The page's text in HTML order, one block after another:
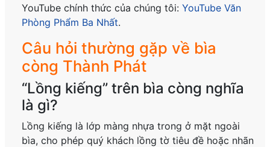
YouTube chính thức của chúng tôi:YouTube Văn
Phòng Phẩm Ba Nhất.
Câu hỏi thường gặp về bìa
còng Thành Phát
“Lồng kiếng” trên bìa còng nghĩa
là gì?
Lồng kiếng là lớp màng nhựa trong ở mặt ngoài
bìa, cho phép quý khách lồng tờ tiêu đề hoặc nhãn